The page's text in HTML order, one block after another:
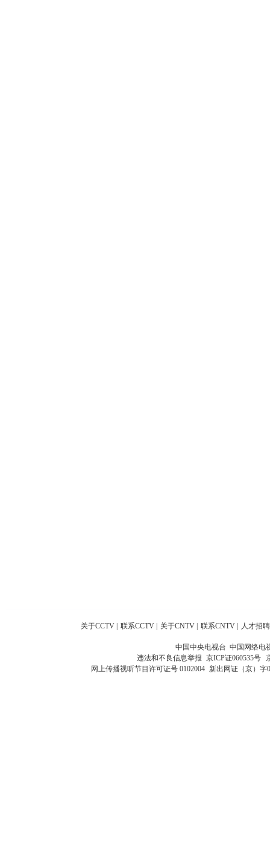
关于CCTV 联系CCTV 关于CNTV 联系CNTV 人才招聘
中国中央电视台 中国网络电
违法和不良信息举报 京ICP证060535号
网上传播视听节目许可证号 0102004 新出网证（京）